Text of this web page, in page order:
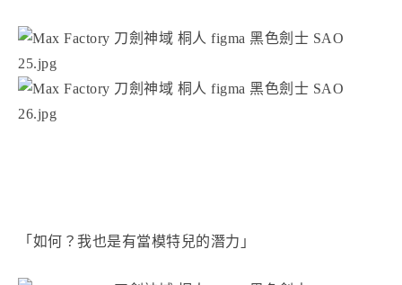
「如何？我也是有當模特兒的潛力」